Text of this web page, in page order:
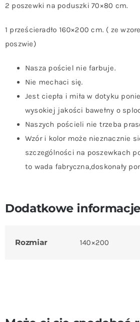
2 poszewki na poduszki 70×80 cm.
1 prześcieradło 160×200 cm. ( ze
poszwie)
Nasza pościel nie farbuje.
Nie mechaci się.
Jest ciepła i miła w dotyku
wysokiej jakości bawełny o
Naszych pościeli nie trzeba
Wzór i kolor może nieznacznie
szczególności na poszewkach
to wada fabryczna,doskonały
Dodatkowe informacje
Rozmiar 140×200